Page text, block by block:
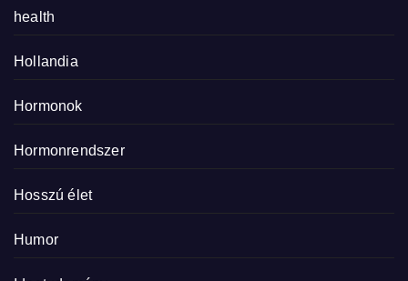
health
Hollandia
Hormonok
Hormonrendszer
Hosszú élet
Humor